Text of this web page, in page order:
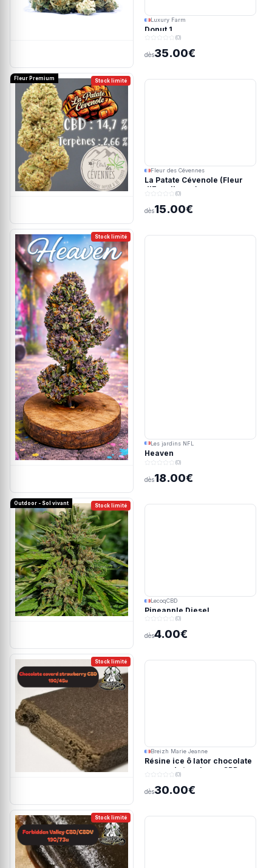
Luxury Farm
Donut 1
(0)
dès35.00€
Stock limité
Fleur Premium
Fleur des Cévennes
La Patate Cévenole (Fleur
d'Excellence)
(0)
dès15.00€
Stock limité
Les jardins NFL
Heaven
(0)
dès18.00€
Stock limité
Outdoor - Sol vivant
LecoqCBD
Pineapple Diesel
(0)
dès4.00€
Stock limité
Breizh Marie Jeanne
Résine ice ô lator chocolate
covered strawberry CBD
(0)
dès30.00€
Stock limité